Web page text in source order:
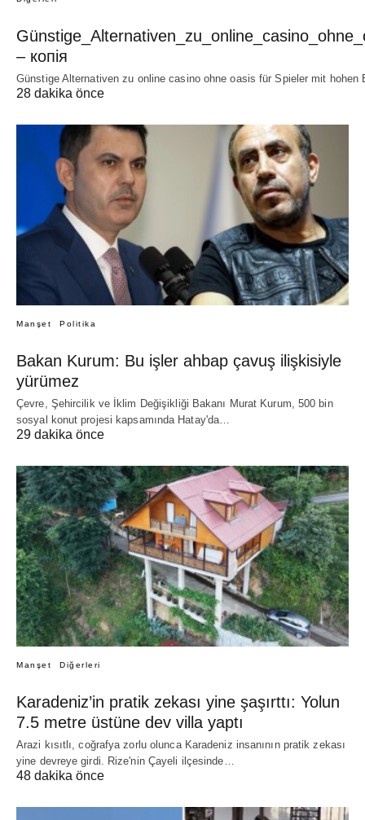
– копія
Günstige Alternativen zu online casino ohne oasis für Spieler mit
28 dakika önce
Manşet Politika
Bakan Kurum: Bu işler ahbap çavuş ilişkisiyle
yürümez
Çevre, Şehircilik ve İklim Değişikliği Bakanı Murat Kurum, 500 bin
sosyal konut projesi kapsamında Hatay'da…
29 dakika önce
Manşet Diğerleri
Karadeniz’in pratik zekası yine şaşırttı: Yolun
7.5 metre üstüne dev villa yaptı
Arazi kısıtlı, coğrafya zorlu olunca Karadeniz insanının pratik zekası
yine devreye girdi. Rize'nin Çayeli ilçesinde…
48 dakika önce